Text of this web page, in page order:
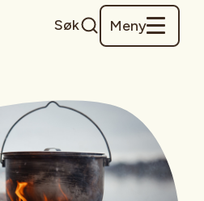
Søk Meny